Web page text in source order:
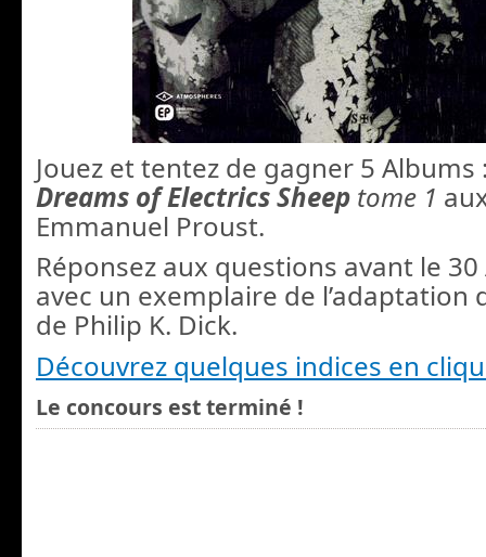
Jouez et tentez de gagner 5 Albums
Dreams of Electrics Sheep tome 1
Emmanuel Proust.
Réponsez aux questions avant le
avec un exemplaire de l’adaptation
de Philip K. Dick.
Découvrez quelques indices en
Le concours est terminé !